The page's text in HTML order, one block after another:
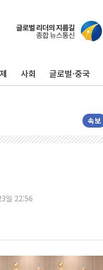
사회 글로벌·중국
속보
일 22:56